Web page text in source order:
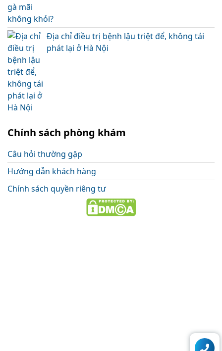
Địa chỉ điều trị bệnh lậu triệt để, không tái
phát lại ở Hà Nội
Chính sách phòng khám
Câu hỏi thường gặp
Hướng dẫn khách hàng
Chính sách quyền riêng tư